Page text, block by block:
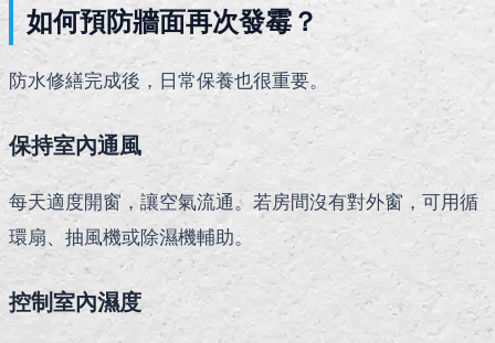
如何預防牆面再次發霉？
防水修繕完成後，日常保養也很重要。
保持室內通風
每天適度開窗，讓空氣流通。若房間沒有對外窗，可用循
環扇、抽風機或除濕機輔助。
控制室內濕度